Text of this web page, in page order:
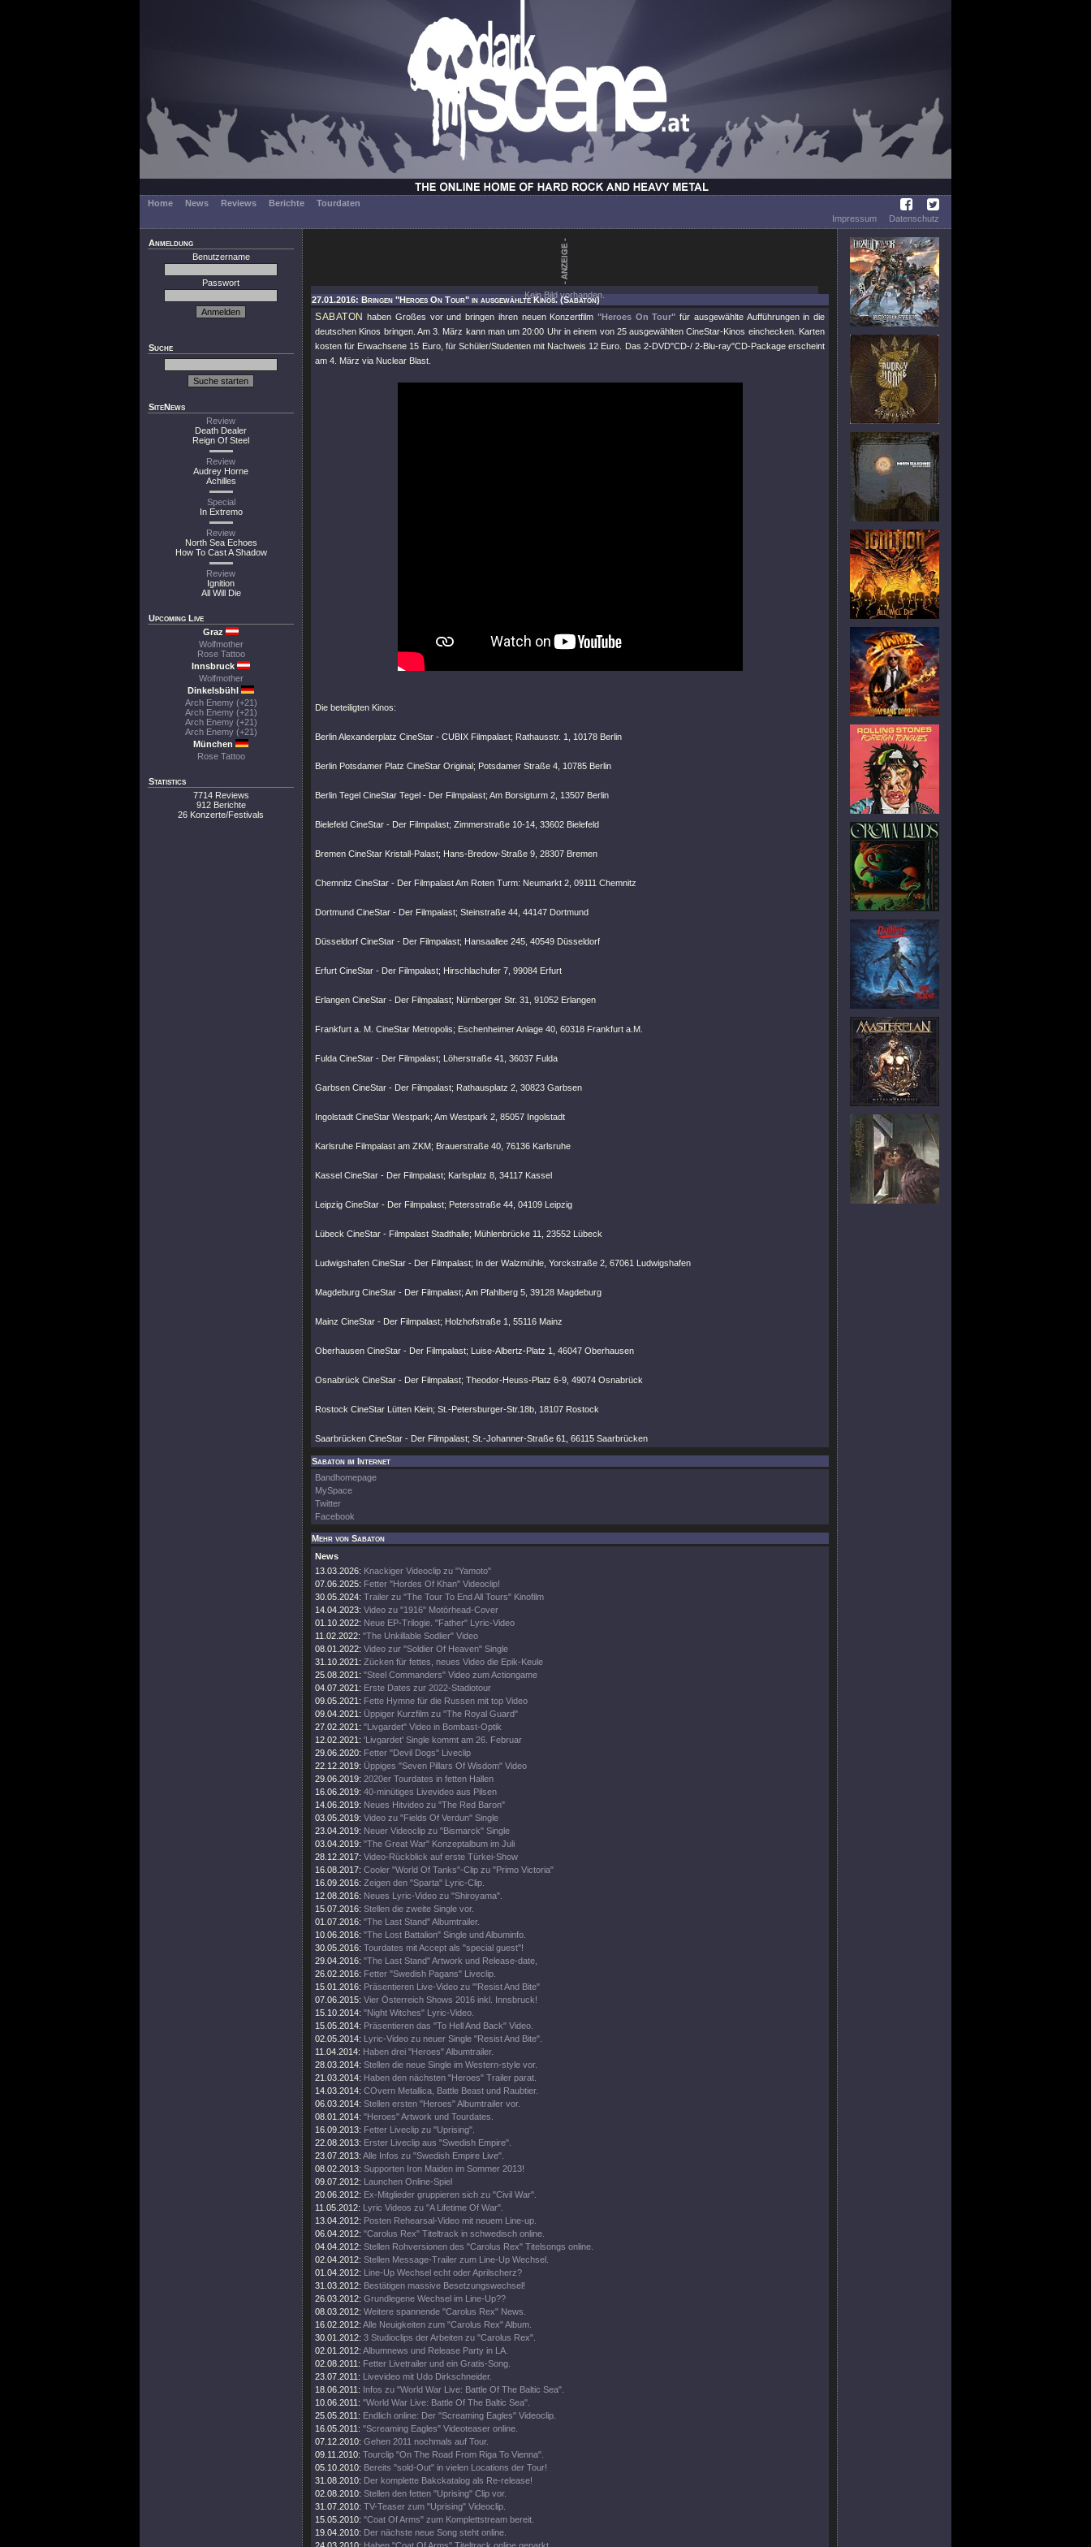
Home News Reviews Berichte
Tourdaten
Impressum
Datenschutz
Anmeldung
Benutzername
Passwort
Suche
SiteNews
Review
Death Dealer
Reign Of Steel
Review
Audrey Horne
Achilles
Special
In Extremo
Review
North Sea Echoes
How To Cast A Shadow
Review
Ignition
All Will Die
Upcoming Live
Graz
Wolfmother
Rose Tattoo
Innsbruck
Wolfmother
Dinkelsbühl
Arch Enemy (+21)
Arch Enemy (+21)
Arch Enemy (+21)
Arch Enemy (+21)
München
Rose Tattoo
Statistics
7714 Reviews
912 Berichte
26 Konzerte/Festivals
Kein Bild vorhanden.
27.01.2016: Bringen "Heroes On Tour" in ausgewählte Kinos. (Sabaton)
SABATON haben Großes vor und bringen ihren neuen Konzertfilm "Heroes On Tour" für ausgewählte Aufführungen in die
deutschen Kinos bringen. Am 3. März kann man um 20:00 Uhr in einem von 25 ausgewählten CineStar-Kinos einchecken. Karten
kosten für Erwachsene 15 Euro, für Schüler/Studenten mit Nachweis 12 Euro. Das 2-DVD"CD-/ 2-Blu-ray"CD-Package erscheint
am 4. März via Nuclear Blast.
Die beteiligten Kinos:
Berlin Alexanderplatz CineStar - CUBIX Filmpalast; Rathausstr. 1, 10178 Berlin
Berlin Potsdamer Platz CineStar Original; Potsdamer Straße 4, 10785 Berlin
Berlin Tegel CineStar Tegel - Der Filmpalast; Am Borsigturm 2, 13507 Berlin
Bielefeld CineStar - Der Filmpalast; Zimmerstraße 10-14, 33602 Bielefeld
Bremen CineStar Kristall-Palast; Hans-Bredow-Straße 9, 28307 Bremen
Chemnitz CineStar - Der Filmpalast Am Roten Turm: Neumarkt 2, 09111 Chemnitz
Dortmund CineStar - Der Filmpalast; Steinstraße 44, 44147 Dortmund
Düsseldorf CineStar - Der Filmpalast; Hansaallee 245, 40549 Düsseldorf
Erfurt CineStar - Der Filmpalast; Hirschlachufer 7, 99084 Erfurt
Erlangen CineStar - Der Filmpalast; Nürnberger Str. 31, 91052 Erlangen
Frankfurt a. M. CineStar Metropolis; Eschenheimer Anlage 40, 60318 Frankfurt a.M.
Fulda CineStar - Der Filmpalast; Löherstraße 41, 36037 Fulda
Garbsen CineStar - Der Filmpalast; Rathausplatz 2, 30823 Garbsen
Ingolstadt CineStar Westpark; Am Westpark 2, 85057 Ingolstadt
Karlsruhe Filmpalast am ZKM; Brauerstraße 40, 76136 Karlsruhe
Kassel CineStar - Der Filmpalast; Karlsplatz 8, 34117 Kassel
Leipzig CineStar - Der Filmpalast; Petersstraße 44, 04109 Leipzig
Lübeck CineStar - Filmpalast Stadthalle; Mühlenbrücke 11, 23552 Lübeck
Ludwigshafen CineStar - Der Filmpalast; In der Walzmühle, Yorckstraße 2, 67061 Ludwigshafen
Magdeburg CineStar - Der Filmpalast; Am Pfahlberg 5, 39128 Magdeburg
Mainz CineStar - Der Filmpalast; Holzhofstraße 1, 55116 Mainz
Oberhausen CineStar - Der Filmpalast; Luise-Albertz-Platz 1, 46047 Oberhausen
Osnabrück CineStar - Der Filmpalast; Theodor-Heuss-Platz 6-9, 49074 Osnabrück
Rostock CineStar Lütten Klein; St.-Petersburger-Str.18b, 18107 Rostock
Saarbrücken CineStar - Der Filmpalast; St.-Johanner-Straße 61, 66115 Saarbrücken
Sabaton im Internet
Bandhomepage
MySpace
Twitter
Facebook
Mehr von Sabaton
News
13.03.2026: Knackiger Videoclip zu "Yamoto"
07.06.2025: Fetter "Hordes Of Khan" Videoclip!
30.05.2024: Trailer zu "The Tour To End All Tours" Kinofilm
14.04.2023: Video zu "1916" Motörhead-Cover
01.10.2022: Neue EP-Trilogie. "Father" Lyric-Video
11.02.2022: "The Unkillable Sodlier" Video
08.01.2022: Video zur "Soldier Of Heaven" Single
31.10.2021: Zücken für fettes, neues Video die Epik-Keule
25.08.2021: "Steel Commanders" Video zum Actiongame
04.07.2021: Erste Dates zur 2022-Stadiotour
09.05.2021: Fette Hymne für die Russen mit top Video
09.04.2021: Üppiger Kurzfilm zu "The Royal Guard"
27.02.2021: "Livgardet" Video in Bombast-Optik
12.02.2021: 'Livgardet' Single kommt am 26. Februar
29.06.2020: Fetter "Devil Dogs" Liveclip
22.12.2019: Üppiges "Seven Pillars Of Wisdom" Video
29.06.2019: 2020er Tourdates in fetten Hallen
16.06.2019: 40-minütiges Livevideo aus Pilsen
14.06.2019: Neues Hitvideo zu "The Red Baron"
03.05.2019: Video zu "Fields Of Verdun" Single
23.04.2019: Neuer Videoclip zu "Bismarck" Single
03.04.2019: "The Great War" Konzeptalbum im Juli
28.12.2017: Video-Rückblick auf erste Türkei-Show
16.08.2017: Cooler "World Of Tanks"-Clip zu "Primo Victoria"
16.09.2016: Zeigen den "Sparta" Lyric-Clip.
12.08.2016: Neues Lyric-Video zu "Shiroyama".
15.07.2016: Stellen die zweite Single vor.
01.07.2016: "The Last Stand" Albumtrailer.
10.06.2016: "The Lost Battalion" Single und Albuminfo.
30.05.2016: Tourdates mit Accept als "special guest"!
29.04.2016: "The Last Stand" Artwork und Release-date,
26.02.2016: Fetter "Swedish Pagans" Liveclip.
15.01.2016: Präsentieren Live-Video zu "'Resist And Bite"
07.06.2015: Vier Österreich Shows 2016 inkl. Innsbruck!
15.10.2014: "Night Witches" Lyric-Video.
15.05.2014: Präsentieren das "To Hell And Back" Video.
02.05.2014: Lyric-Video zu neuer Single "Resist And Bite".
11.04.2014: Haben drei "Heroes" Albumtrailer.
28.03.2014: Stellen die neue Single im Western-style vor.
21.03.2014: Haben den nächsten "Heroes" Trailer parat.
14.03.2014: COvern Metallica, Battle Beast und Raubtier.
06.03.2014: Stellen ersten "Heroes" Albumtrailer vor.
08.01.2014: "Heroes" Artwork und Tourdates.
16.09.2013: Fetter Liveclip zu "Uprising".
22.08.2013: Erster Liveclip aus "Swedish Empire".
23.07.2013: Alle Infos zu "Swedish Empire Live".
08.02.2013: Supporten Iron Maiden im Sommer 2013!
09.07.2012: Launchen Online-Spiel
20.06.2012: Ex-Mitglieder gruppieren sich zu "Civil War".
11.05.2012: Lyric Videos zu "A Lifetime Of War".
13.04.2012: Posten Rehearsal-Video mit neuem Line-up.
06.04.2012: "Carolus Rex" Titeltrack in schwedisch online.
04.04.2012: Stellen Rohversionen des "Carolus Rex" Titelsongs online.
02.04.2012: Stellen Message-Trailer zum Line-Up Wechsel.
01.04.2012: Line-Up Wechsel echt oder Aprilscherz?
31.03.2012: Bestätigen massive Besetzungswechsel!
26.03.2012: Grundlegene Wechsel im Line-Up??
08.03.2012: Weitere spannende "Carolus Rex" News.
16.02.2012: Alle Neuigkeiten zum "Carolus Rex" Album.
30.01.2012: 3 Studioclips der Arbeiten zu "Carolus Rex".
02.01.2012: Albumnews und Release Party in LA.
02.08.2011: Fetter Livetrailer und ein Gratis-Song.
23.07.2011: Livevideo mit Udo Dirkschneider.
18.06.2011: Infos zu "World War Live: Battle Of The Baltic Sea".
10.06.2011: "World War Live: Battle Of The Baltic Sea".
25.05.2011: Endlich online: Der "Screaming Eagles" Videoclip.
16.05.2011: "Screaming Eagles" Videoteaser online.
07.12.2010: Gehen 2011 nochmals auf Tour.
09.11.2010: Tourclip "On The Road From Riga To Vienna".
05.10.2010: Bereits "sold-Out" in vielen Locations der Tour!
31.08.2010: Der komplette Bakckatalog als Re-release!
02.08.2010: Stellen den fetten "Uprising" Clip vor.
31.07.2010: TV-Teaser zum "Uprising" Videoclip.
15.05.2010: "Coat Of Arms" zum Komplettstream bereit.
19.04.2010: Der nächste neue Song steht online.